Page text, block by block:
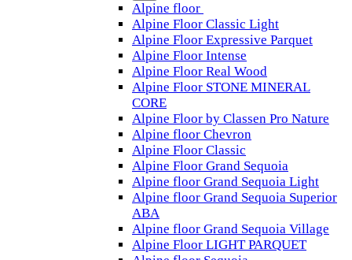
Alpine floor
Alpine Floor Classic Light
Alpine Floor Expressive Parquet
Alpine Floor Intense
Alpine Floor Real Wood
Alpine Floor STONE MINERAL
CORE
Alpine Floor by Classen Pro Nature
Alpine floor Chevron
Alpine Floor Classic
Alpine Floor Grand Sequoia
Alpine floor Grand Sequoia Light
Alpine floor Grand Sequoia Superior
ABA
Alpine floor Grand Sequoia Village
Alpine Floor LIGHT PARQUET